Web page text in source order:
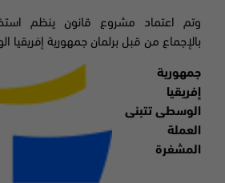
وتم اعتماد مشروع قانون ينظم
بالإجماع من قبل برلمان جمهورية إفريقيا
جمهورية
إفريقيا
الوسطى تتبنى
العملة
المشفرة